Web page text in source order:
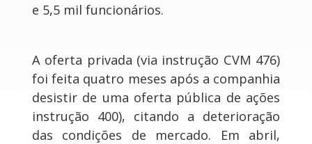
e 5,5 mil funcionários.
A oferta privada (via instrução CVM 476)
foi feita quatro meses após a companhia
desistir de uma oferta pública de ações
instrução 400), citando a deterioração
das condições de mercado. Em abril,